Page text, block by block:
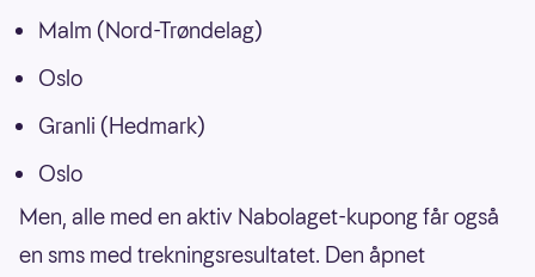
Malm (Nord-Trøndelag)
Oslo
Granli (Hedmark)
Oslo
Men, alle med en aktiv Nabolaget-kupong får også
en sms med trekningsresultatet. Den åpnet